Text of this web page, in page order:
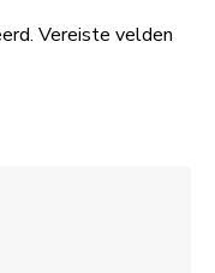
Vereiste velden